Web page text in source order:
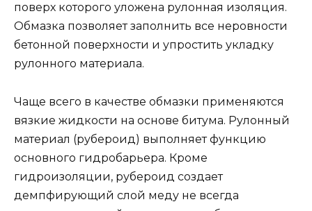
поверх которого уложена рулонная изоляция.
Обмазка позволяет заполнить все неровности
бетонной поверхности и упростить укладку
рулонного материала.
Чаще всего в качестве обмазки применяются
вязкие жидкости на основе битума. Рулонный
материал (рубероид) выполняет функцию
основного гидробарьера. Кроме
гидроизоляции, рубероид создает
демпфирующий слой меду не всегда